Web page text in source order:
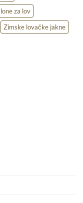
za lov
Zimske lovačke jakne